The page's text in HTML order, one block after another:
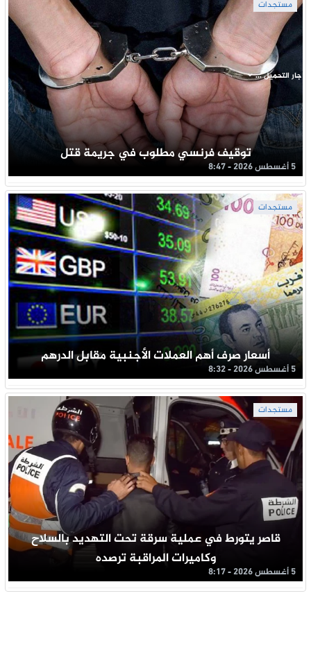
مستجدات
توقيف فرنسي مطلوب في جريمة قتل
5 أغسطس 2026 - 8:47
مستجدات
أسعار صرف أهم العملات الأجنبية مقابل الدرهم
5 أغسطس 2026 - 8:32
مستجدات
قاصر يتورط في عملية سرقة تحت التهديد بالسلاح
وكاميرات المراقبة ترصده
5 أغسطس 2026 - 8:17
جار التحميل ...